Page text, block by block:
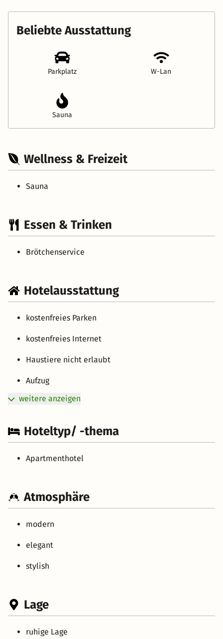
Beliebte Ausstattung
Parkplatz W-Lan
Sauna
Wellness & Freizeit
Sauna
Essen & Trinken
Brötchenservice
Hotelausstattung
kostenfreies Parken
kostenfreies Internet
Haustiere nicht erlaubt
Aufzug
weitere anzeigen
Hoteltyp/ -thema
Apartmenthotel
Atmosphäre
modern
elegant
stylish
Lage
ruhige Lage